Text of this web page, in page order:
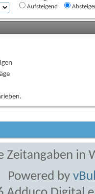
Aufsteigend
Zeitangaben in
Powered by